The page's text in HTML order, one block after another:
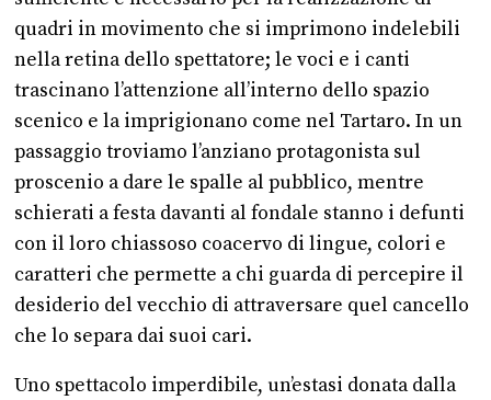
quadri in movimento che si imprimono indelebili
nella retina dello spettatore; le voci e i canti
trascinano l’attenzione all’interno dello spazio
scenico e la imprigionano come nel Tartaro. In un
passaggio troviamo l’anziano protagonista sul
proscenio a dare le spalle al pubblico, mentre
schierati a festa davanti al fondale stanno i defunti
con il loro chiassoso coacervo di lingue, colori e
caratteri che permette a chi guarda di percepire il
desiderio del vecchio di attraversare quel cancello
che lo separa dai suoi cari.
Uno spettacolo imperdibile, un’estasi donata dalla